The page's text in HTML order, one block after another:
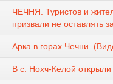
ЧЕЧНЯ. Туристов и
призвали не оставлять
Арка в горах Чечни.
В с. Нохч-Келой